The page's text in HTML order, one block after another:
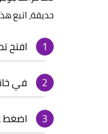
حديقة، اتبع
افتح
في
اضغط